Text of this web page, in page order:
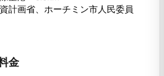
計画省、ホーチミン市人民委員
金